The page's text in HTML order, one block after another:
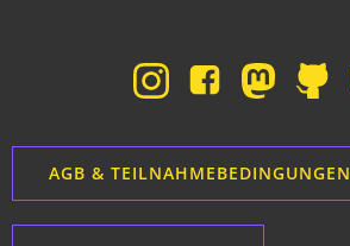
AGB & TEILNAHMEBEDINGUNGEN